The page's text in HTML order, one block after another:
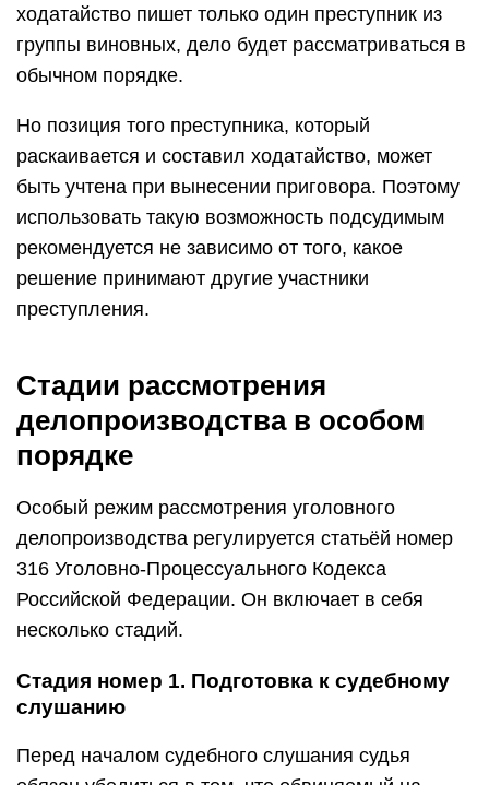
ходатайство пишет только один преступник из
группы виновных, дело будет рассматриваться в
обычном порядке.
Но позиция того преступника, который
раскаивается и составил ходатайство, может
быть учтена при вынесении приговора. Поэтому
использовать такую возможность подсудимым
рекомендуется не зависимо от того, какое
решение принимают другие участники
преступления.
Стадии рассмотрения
делопроизводства в особом
порядке
Особый режим рассмотрения уголовного
делопроизводства регулируется статьёй номер
316 Уголовно-Процессуального Кодекса
Российской Федерации. Он включает в себя
несколько стадий.
Стадия номер 1. Подготовка к судебному
слушанию
Перед началом судебного слушания судья